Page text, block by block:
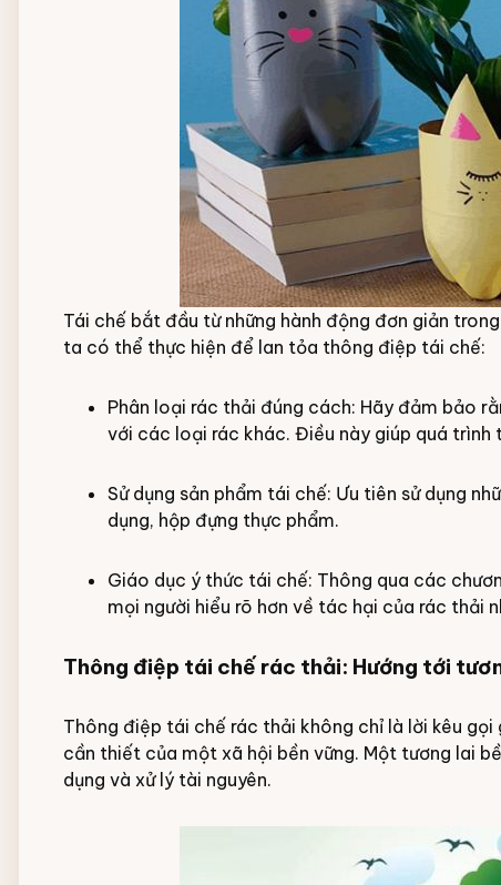
Tái chế bắt đầu từ những hành động đơn giản
ta có thể thực hiện để lan tỏa thông điệp tái chế:
Phân loại rác thải đúng cách: Hãy đảm bảo
với các loại rác khác. Điều này giúp quá trình
Sử dụng sản phẩm tái chế: Ưu tiên sử dụng
dụng, hộp đựng thực phẩm.
Giáo dục ý thức tái chế: Thông qua các
mọi người hiểu rõ hơn về tác hại của rác thải
Thông điệp tái chế rác thải: Hướng tới
Thông điệp tái chế rác thải không chỉ là lời kêu
cần thiết của một xã hội bền vững. Một tương lai
dụng và xử lý tài nguyên.